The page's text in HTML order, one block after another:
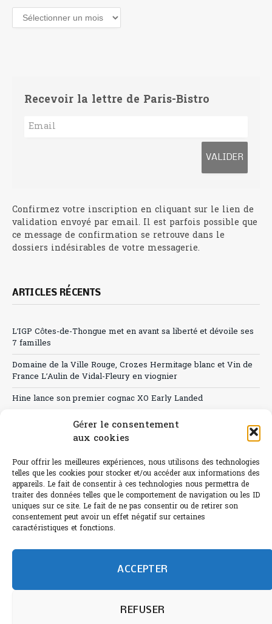
Gérer le consentement
aux cookies
Pour offrir les meilleures expériences, nous utilisons des technologies
telles que les cookies pour stocker et/ou accéder aux informations des
appareils. Le fait de consentir à ces technologies nous permettra de
traiter des données telles que le comportement de navigation ou les ID
uniques sur ce site. Le fait de ne pas consentir ou de retirer son
consentement peut avoir un effet négatif sur certaines
caractéristiques et fonctions.
ACCEPTER
REFUSER
Archives
Recevoir la lettre de Paris-Bistro
Confirmez votre inscription en cliquant sur le lien de
validation envoyé par email. Il est parfois possible que
ce message de confirmation se retrouve dans le
dossiers indésirables de votre messagerie.
ARTICLES RÉCENTS
L’IGP Côtes-de-Thongue met en avant sa liberté et dévoile ses
7 familles
Domaine de la Ville Rouge, Crozes Hermitage blanc et Vin de
France L’Aulin de Vidal-Fleury en viognier
Hine lance son premier cognac XO Early Landed
Canicule : A quand le CHR à « l’heure espagnole » ?
Sélection de rosés 2026
L'abus d'alcool est dangereux pour la santé.
humain et 0% IA de Paris Bistro Editions - SARL de Presse -
Informations légales etRGPD